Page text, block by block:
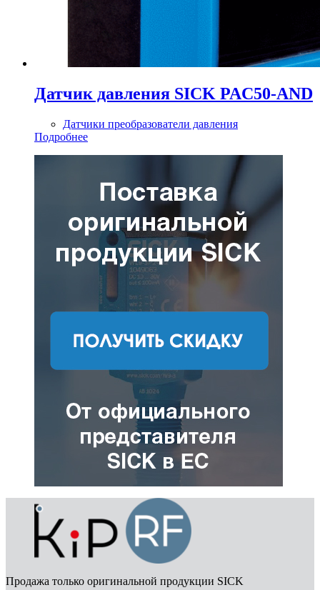
Датчик давления SICK PAC50-AND
Датчики преобразователи давления
Подробнее
Продажа только оригинальной продукции SICK